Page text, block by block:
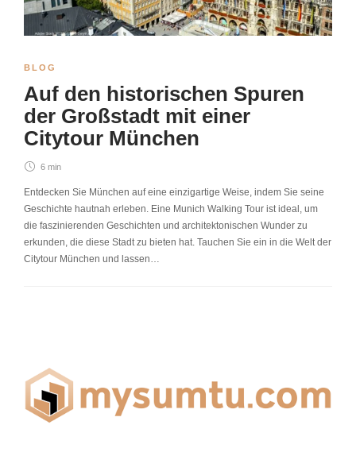
BLOG
Auf den historischen Spuren
der Großstadt mit einer
Citytour München
6 min
Entdecken Sie München auf eine einzigartige Weise, indem Sie seine
Geschichte hautnah erleben. Eine Munich Walking Tour ist ideal, um
die faszinierenden Geschichten und architektonischen Wunder zu
erkunden, die diese Stadt zu bieten hat. Tauchen Sie ein in die Welt der
Citytour München und lassen…